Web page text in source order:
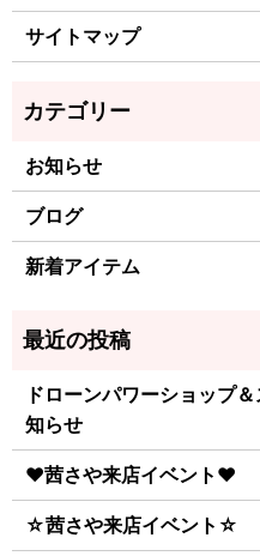
サイトマップ
お知らせ
ブログ
新着アイテム
ドローンパワーショップ
知らせ
♥茜さや来店イベント♥
☆茜さや来店イベント☆